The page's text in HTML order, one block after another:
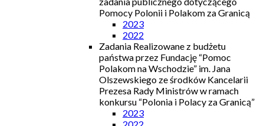
Pomocy Polonii i Polakom za Granicą
2023
2022
Zadania Realizowane z budżetu
państwa przez Fundację “Pomoc
Polakom na Wschodzie” im. Jana
Olszewskiego ze środków Kancelarii
Prezesa Rady Ministrów w ramach
konkursu “Polonia i Polacy za Granicą”
2023